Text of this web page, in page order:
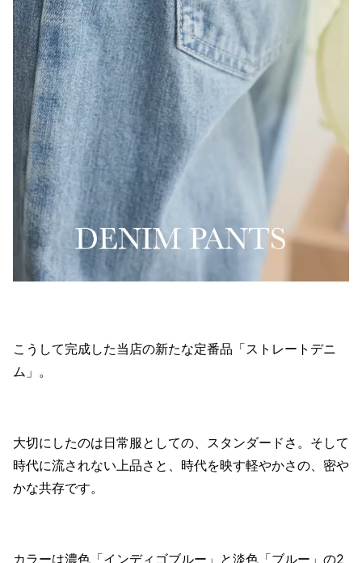
こうして完成した当店の新たな定番品「ストレートデニ
ム」。
大切にしたのは日常服としての、スタンダードさ。そして
時代に流されない上品さと、時代を映す軽やかさの、密や
かな共存です。
カラーは濃色「インディゴブルー」と淡色「ブルー」の2